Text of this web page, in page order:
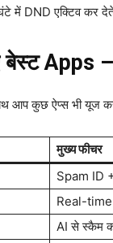
में DND एक्टिव कर
Apps
आप कुछ ऐप्स भी यूज
मुख्य फीचर
Spam ID
Real-
AI से स्कैम